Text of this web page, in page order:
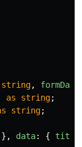
string, formData
as string;
string;
}, data: { title